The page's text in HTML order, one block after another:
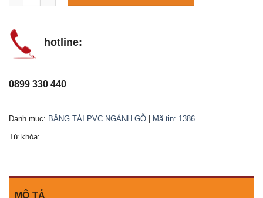
hotline:
0899 330 440
Danh mục: BĂNG TẢI PVC NGÀNH GỖ | Mã tin: 1386
Từ khóa:
MÔ TẢ